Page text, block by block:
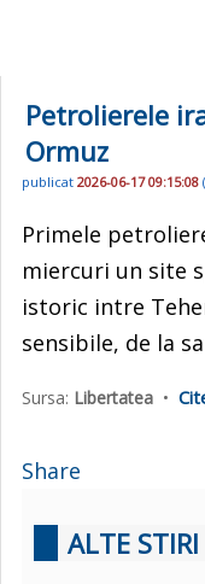
Petrolierele
Ormuz
publicat 2026-06-17 09:15:08 (
Primele
miercuri un site
istoric intre
sensibile, de la
Sursa: Libertatea •
Share
ALTE